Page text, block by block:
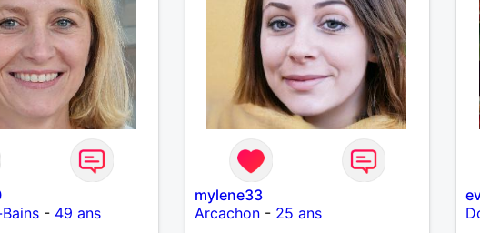
- 49 ans
mylene33
Arcachon- 25 ans